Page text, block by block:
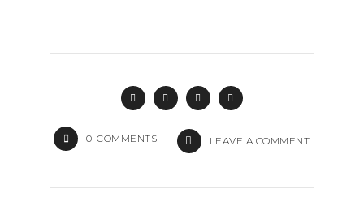
0 COMMENTS LEAVE A COMMENT